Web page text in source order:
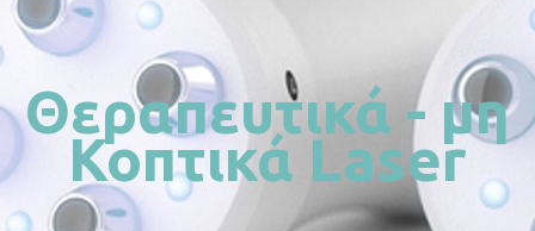
Θεραπευτικά - μη
Κοπτικά Laser